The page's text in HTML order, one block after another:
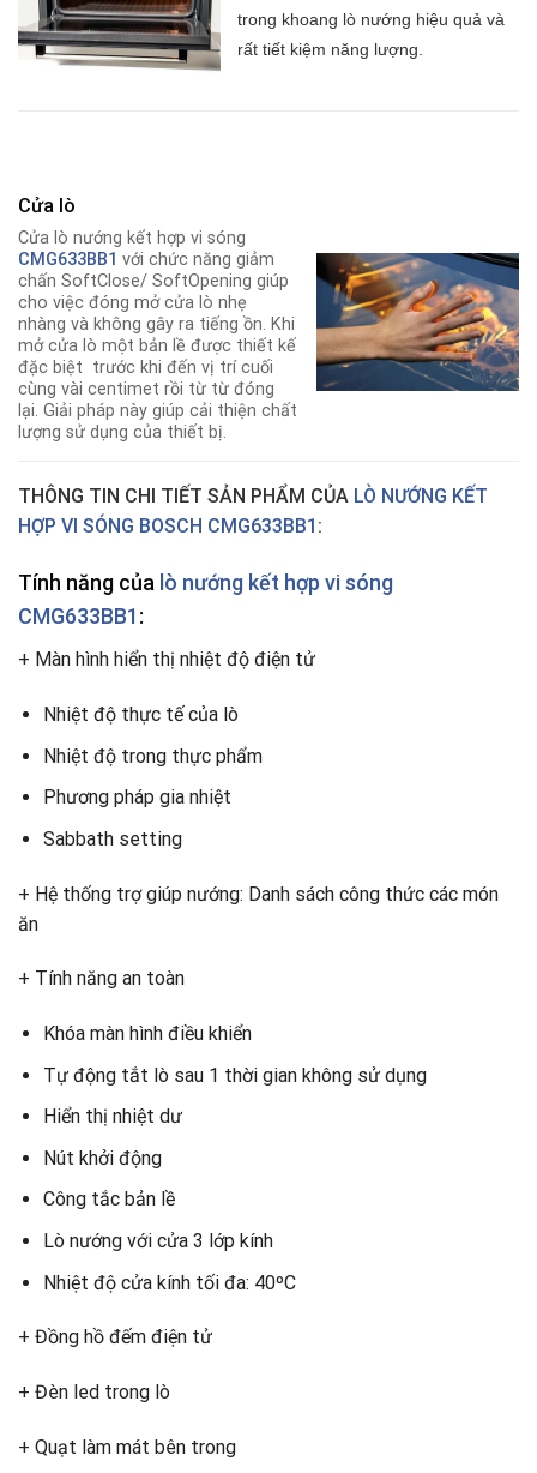
trong khoang lò nướng hiệu quả và
rất tiết kiệm năng lượng.
Cửa lò
Cửa lò nướng kết hợp vi sóng
CMG633BB1 với chức năng giảm
chấn SoftClose/ SoftOpening giúp
cho việc đóng mở cửa lò nhẹ
nhàng và không gây ra tiếng ồn. Khi
mở cửa lò một bản lề được thiết kế
đặc biệt trước khi đến vị trí cuối
cùng vài centimet rồi từ từ đóng
lại. Giải pháp này giúp cải thiện chất
lượng sử dụng của thiết bị.
THÔNG TIN CHI TIẾT SẢN PHẨM CỦA LÒ NƯỚNG KẾT
HỢP VI SÓNG BOSCH CMG633BB1 :
Tính năng của lò nướng kết hợp vi sóng
CMG633BB1:
+ Màn hình hiển thị nhiệt độ điện tử
Nhiệt độ thực tế của lò
Nhiệt độ trong thực phẩm
Phương pháp gia nhiệt
Sabbath setting
+ Hệ thống trợ giúp nướng: Danh sách công thức các món
ăn
+ Tính năng an toàn
Khóa màn hình điều khiển
Tự động tắt lò sau 1 thời gian không sử dụng
Hiển thị nhiệt dư
Nút khởi động
Công tắc bản lề
Lò nướng với cửa 3 lớp kính
Nhiệt độ cửa kính tối đa: 40ºC
+ Đồng hồ đếm điện tử
+ Đèn led trong lò
+ Quạt làm mát bên trong